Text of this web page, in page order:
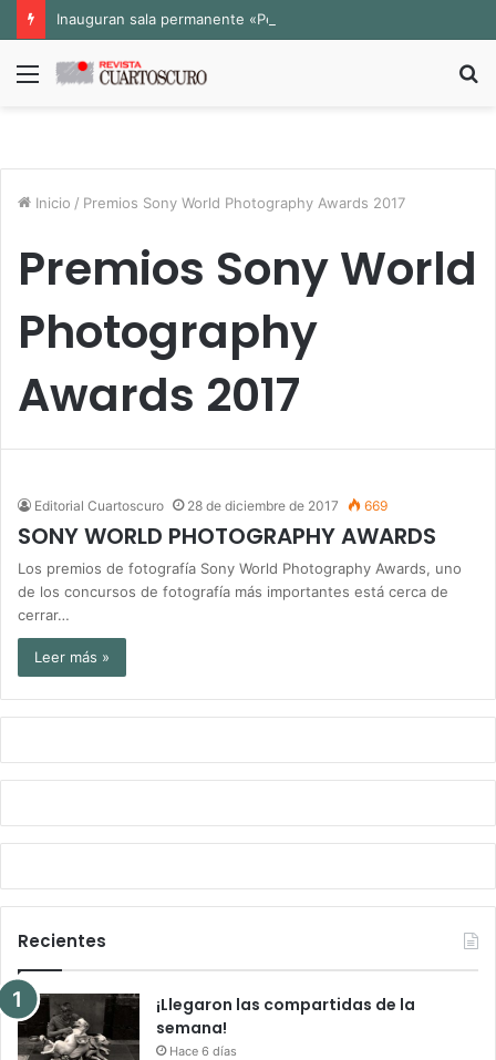
Menú
Inicio / Premios Sony World Photography Awards 2017
Premios Sony World
Photography
Awards 2017
Editorial Cuartoscuro 28 de diciembre de 2017 669
SONY WORLD PHOTOGRAPHY AWARDS
Los premios de fotografía Sony World Photography Awards, uno
de los concursos de fotografía más importantes está cerca de
cerrar…
Leer más »
Recientes
¡Llegaron las compartidas de la
semana!
Hace 6 días